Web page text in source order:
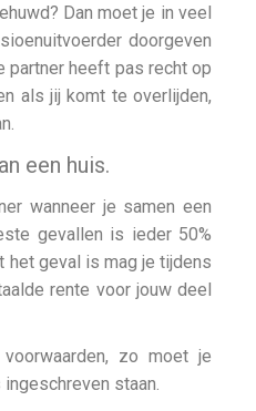
Dan moet je in veel
doorgeven
partner heeft pas recht op
als jij komt te overlijden,
een huis.
wanneer je samen een
gevallen is ieder 50%
het geval is mag je tijdens
rente voor jouw deel
zo moet je
staan.